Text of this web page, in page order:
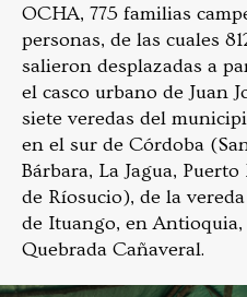
OCHA, 775 familias
personas, de las cuales
salieron desplazadas a
el casco urbano de Juan
siete veredas del
en el sur de Córdoba
Bárbara, La Jagua,
de Ríosucio), de la
de Ituango, en Antioquia,
Quebrada Cañaveral.